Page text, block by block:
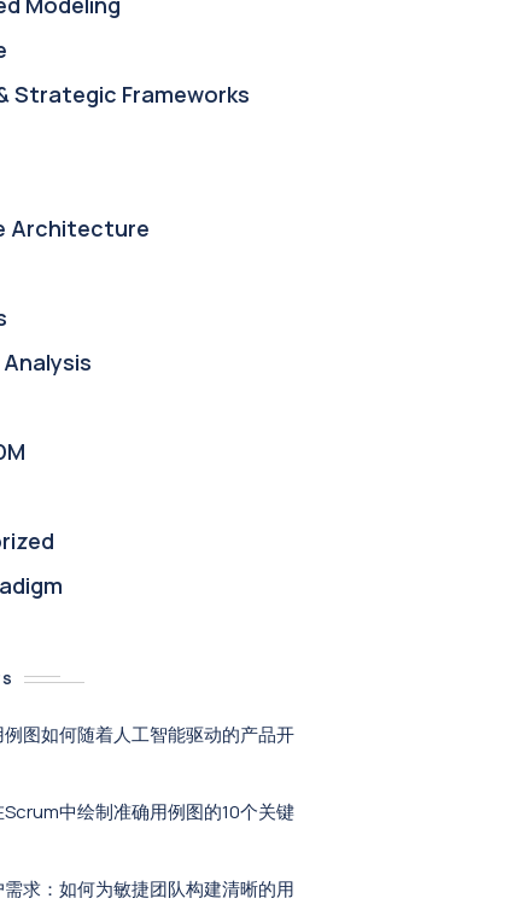
Strategic Frameworks
Architecture
图如何随着人工智能驱动的产品开
中绘制准确用例图的10个关键
求：如何为敏捷团队构建清晰的用